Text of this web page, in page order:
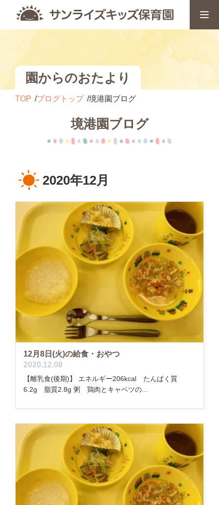
園からのおたより
TOP ブログトップ 境港園ブログ
境港園ブログ
2020年12月
12月8日(火)の給食・おやつ
2020.12.08
【離乳食(後期)】 エネルギー206kcal たんぱく質
6.2g 脂質2.8g 粥 鶏肉とキャベツの...